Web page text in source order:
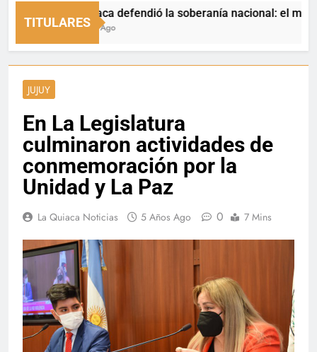
TITULARES
La Quiaca defendió la soberanía nacional: el
19 Horas Ago
JUJUY
En La Legislatura
culminaron actividades de
conmemoración por la
Unidad y La Paz
La Quiaca Noticias 5 Años Ago 0 7 Mins